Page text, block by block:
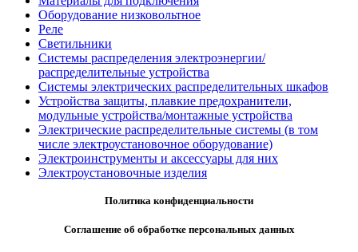
Оборудование низковольтное
Реле
Светильники
Системы распределения электроэнергии/
распределительные устройства
Системы электрических распределительных шкафов
Устройства защиты, плавкие предохранители,
модульные устройства/монтажные устройства
Электрические распределительные системы (в том
числе электроустановочное оборудование)
Электроинструменты и аксессуары для них
Электроустановочные изделия
Политика конфиденциальности
Соглашение об обработке персональных данных